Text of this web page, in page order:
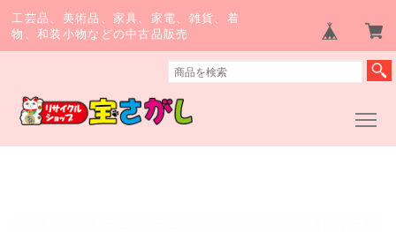
工芸品、美術品、家具、家電、雑貨、着
物、和装小物などの中古品販売